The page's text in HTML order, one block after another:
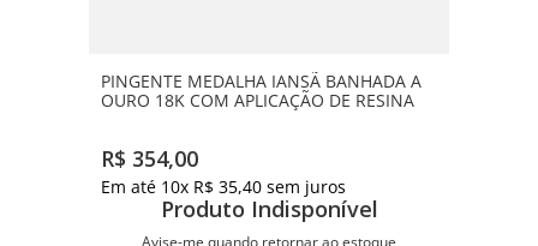
PINGENTE MEDALHA IANSÃ BANHADA A
OURO 18K COM APLICAÇÃO DE RESINA
R$ 354,00
Em até 10x R$ 35,40 sem juros
Produto Indisponível